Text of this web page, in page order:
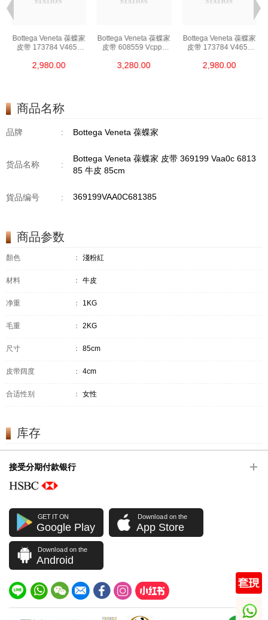
Bottega Veneta 葆蝶家
皮带 173784 V4650
2,980.00
Bottega Veneta 葆蝶家
皮带 608559 Vcpp5
3,280.00
Bottega Veneta 葆蝶家
皮带 173784 V4650
2,980.00
商品名称
品牌 : Bottega Veneta 葆蝶家
货品名称 :
Bottega Veneta 葆蝶家 皮带 369199 Vaa0c 6813
85 牛皮 85cm
貨品编号 : 369199VAA0C681385
商品参数
顏色 ： 淺粉紅
材料 ： 牛皮
净重 ： 1KG
毛重 ： 2KG
尺寸 ： 85cm
皮带阔度 ： 4cm
合适性别 ： 女性
库存
接受分期付款银行
GET IT ON
Google Play
Download on the
App Store
Download on the
Android